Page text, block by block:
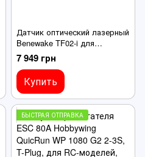
Датчик оптический лазерный
Benewake TF02-i для
Ardupilot/Pixhawk/Raspberry
Pi, CAN, TOF Range 0.1-40m
7 949 грн
Купить
БЫСТРАЯ ОТПРАВКА